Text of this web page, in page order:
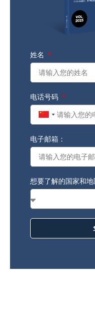
姓名
电话号码
China
电子邮箱：
想要了解的国家和地